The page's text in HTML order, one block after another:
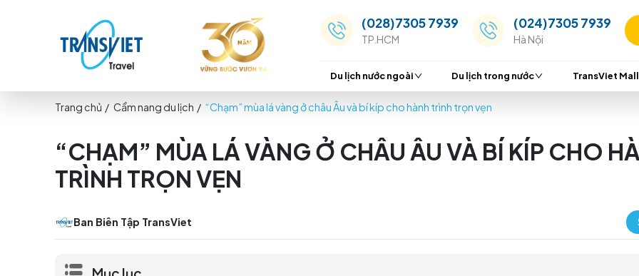
(028)7305 7939
Hà Nội
Du lịch nước ngoài Du lịch trong nước
“CHẠM” MÙA LÁ VÀNG Ở CHÂU ÂU VÀ BÍ
TRÌNH TRỌN VẸN